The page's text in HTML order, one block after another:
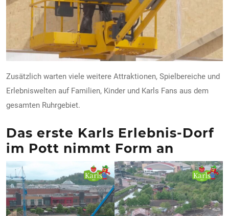
Zusätzlich warten viele weitere Attraktionen, Spielbereiche und
Erlebniswelten auf Familien, Kinder und Karls Fans aus dem
gesamten Ruhrgebiet.
Das erste Karls Erlebnis-Dorf
im Pott nimmt Form an